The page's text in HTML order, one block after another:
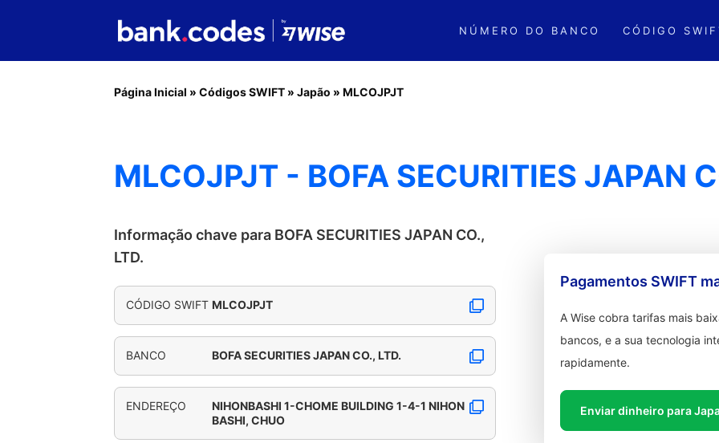
NÚMERO DO BANCO CÓDIGO
Página Inicial » Códigos SWIFT » Japão » MLCOJPJT
MLCOJPJT - BOFA SECURITIES JAPAN
Informação chave para BOFA SECURITIES JAPAN CO.,
LTD.
CÓDIGO SWIFT MLCOJPJT
BANCO BOFA SECURITIES JAPAN CO., LTD.
ENDEREÇO
NIHONBASHI 1-CHOME BUILDING 1-4-1 NIHON
BASHI, CHUO
Pagamentos SWIFT
A Wise cobra tarifas mais
bancos, e a sua tecnologia
rapidamente.
Enviar dinheiro para